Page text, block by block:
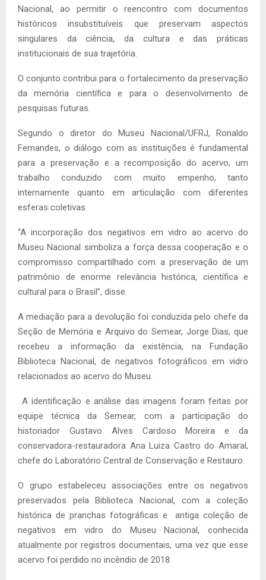
Nacional, ao permitir o reencontro com documentos
históricos insubstituíveis que preservam aspectos
singulares da ciência, da cultura e das práticas
institucionais de sua trajetória.
O conjunto contribui para o fortalecimento da preservação
da memória científica e para o desenvolvimento de
pesquisas futuras.
Segundo o diretor do Museu Nacional/UFRJ, Ronaldo
Fernandes, o diálogo com as instituições é fundamental
para a preservação e a recomposição do acervo, um
trabalho conduzido com muito empenho, tanto
internamente quanto em articulação com diferentes
esferas coletivas.
“A incorporação dos negativos em vidro ao acervo do
Museu Nacional simboliza a força dessa cooperação e o
compromisso compartilhado com a preservação de um
patrimônio de enorme relevância histórica, científica e
cultural para o Brasil”, disse.
A mediação para a devolução foi conduzida pelo chefe da
Seção de Memória e Arquivo do Semear, Jorge Dias, que
recebeu a informação da existência, na Fundação
Biblioteca Nacional, de negativos fotográficos em vidro
relacionados ao acervo do Museu.
A identificação e análise das imagens foram feitas por
equipe técnica da Semear, com a participação do
historiador Gustavo Alves Cardoso Moreira e da
conservadora-restauradora Ana Luiza Castro do Amaral,
chefe do Laboratório Central de Conservação e Restauro.
O grupo estabeleceu associações entre os negativos
preservados pela Biblioteca Nacional, com a coleção
histórica de pranchas fotográficas e antiga coleção de
negativos em vidro do Museu Nacional, conhecida
atualmente por registros documentais, uma vez que esse
acervo foi perdido no incêndio de 2018.